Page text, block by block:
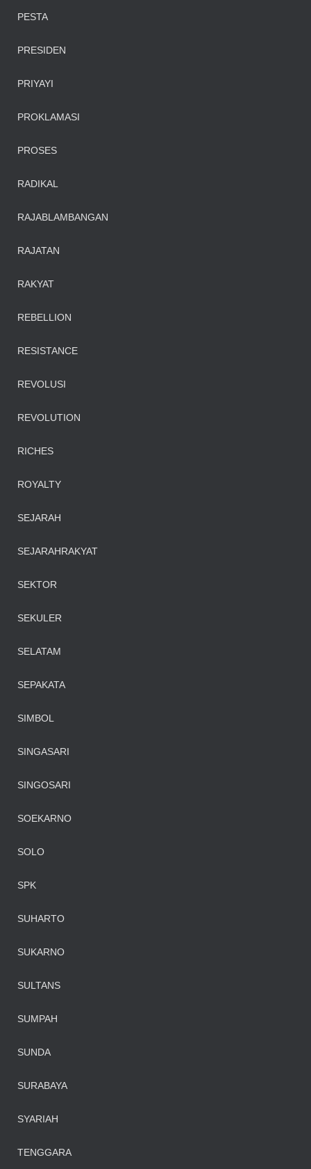
PESTA
PRESIDEN
PRIYAYI
PROKLAMASI
PROSES
RADIKAL
RAJABLAMBANGAN
RAJATAN
RAKYAT
REBELLION
RESISTANCE
REVOLUSI
REVOLUTION
RICHES
ROYALTY
SEJARAH
SEJARAHRAKYAT
SEKTOR
SEKULER
SELATAM
SEPAKATA
SIMBOL
SINGASARI
SINGOSARI
SOEKARNO
SOLO
SPK
SUHARTO
SUKARNO
SULTANS
SUMPAH
SUNDA
SURABAYA
SYARIAH
TENGGARA